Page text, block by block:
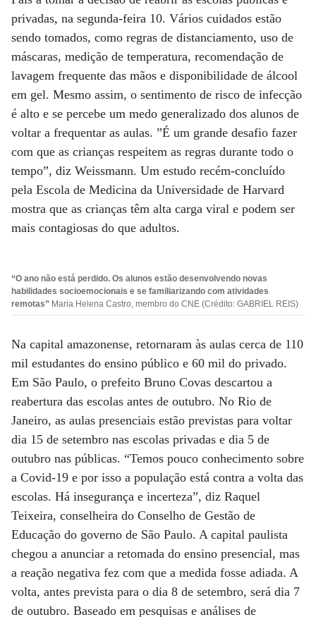
privadas, na segunda-feira 10. Vários cuidados estão
sendo tomados, como regras de distanciamento, uso de
máscaras, medição de temperatura, recomendação de
lavagem frequente das mãos e disponibilidade de álcool
em gel. Mesmo assim, o sentimento de risco de infecção
é alto e se percebe um medo generalizado dos alunos de
voltar a frequentar as aulas. ”É um grande desafio fazer
com que as crianças respeitem as regras durante todo o
tempo”, diz Weissmann. Um estudo recém-concluído
pela Escola de Medicina da Universidade de Harvard
mostra que as crianças têm alta carga viral e podem ser
mais contagiosas do que adultos.
“O ano não está perdido. Os alunos estão desenvolvendo novas
habilidades socioemocionais e se familiarizando com atividades
remotas” Maria Helena Castro, membro do CNE (Crédito: GABRIEL REIS)
Na capital amazonense, retornaram às aulas cerca de 110
mil estudantes do ensino público e 60 mil do privado.
Em São Paulo, o prefeito Bruno Covas descartou a
reabertura das escolas antes de outubro. No Rio de
Janeiro, as aulas presenciais estão previstas para voltar
dia 15 de setembro nas escolas privadas e dia 5 de
outubro nas públicas. “Temos pouco conhecimento sobre
a Covid-19 e por isso a população está contra a volta das
escolas. Há insegurança e incerteza”, diz Raquel
Teixeira, conselheira do Conselho de Gestão de
Educação do governo de São Paulo. A capital paulista
chegou a anunciar a retomada do ensino presencial, mas
a reação negativa fez com que a medida fosse adiada. A
volta, antes prevista para o dia 8 de setembro, será dia 7
de outubro. Baseado em pesquisas e análises de